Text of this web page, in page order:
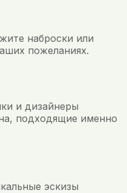
наброски или
пожеланиях.
и дизайнеры
подходящие именно
эскизы